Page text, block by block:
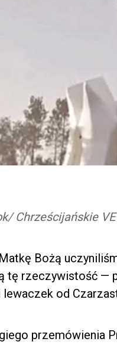
Chrześcijańskie
Bożą
tę rzeczywistość —
od
przemówienia